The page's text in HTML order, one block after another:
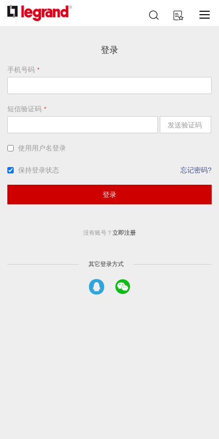
跳
到
我的购物车
索
登录
手机号码
短信验证码
发送验证码
使用用户名登录
保持登录状态 忘记密码?
登录
没有账号？ 立即注册
其它登录方式